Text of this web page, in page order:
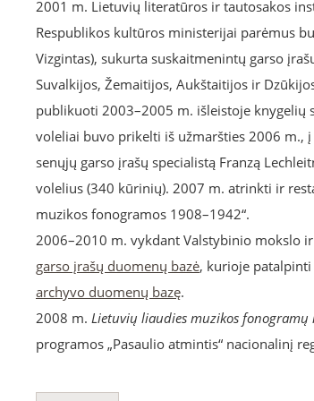
2001 m. Lietuvių literatūros ir tautosakos
Respublikos kultūros ministerijai parėmus
Vizgintas), sukurta suskaitmenintų garso
Suvalkijos, Žemaitijos, Aukštaitijos ir
publikuoti 2003–2005 m. išleistoje knygelių
voleliai buvo prikelti iš užmaršties 2006 m.,
senųjų garso įrašų specialistą Franzą
volelius (340 kūrinių). 2007 m. atrinkti ir
muzikos fonogramos 1908–1942“.
2006–2010 m. vykdant Valstybinio mokslo
garso įrašų duomenų bazė, kurioje
archyvo duomenų bazę.
2008 m. Lietuvių liaudies muzikos fonogramų
programos „Pasaulio atmintis“ nacionalinį